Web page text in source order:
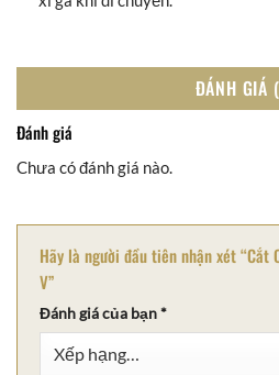
ĐÁNH GIÁ
Đánh giá
Chưa có đánh giá nào.
Hãy là người đầu tiên nhận xét “Cắt
V”
Đánh giá của bạn*